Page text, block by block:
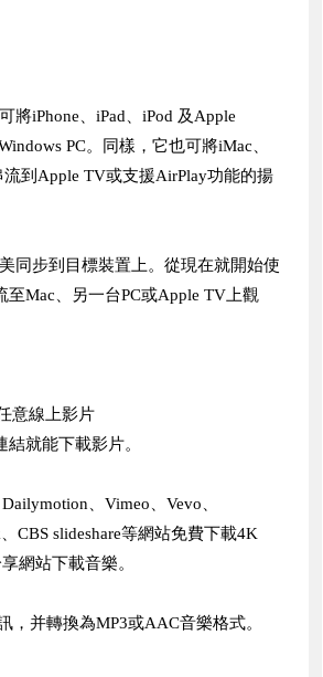
將iPhone、iPad、iPod 及Apple
PC。同樣，它也可將iMac、
到Apple TV或支援AirPlay功能的揚
同步到目標裝置上。從現在就開始使
Mac、另一台PC或Apple TV上觀
意線上影片
就能下載影片。
、Vimeo、Vevo、
CBS slideshare等網站免費下載4K
網站下載音樂。
并轉換為MP3或AAC音樂格式。